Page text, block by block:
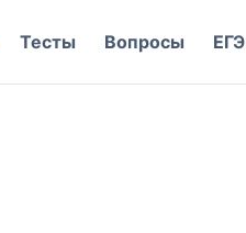
Тесты Вопросы ЕГЭ